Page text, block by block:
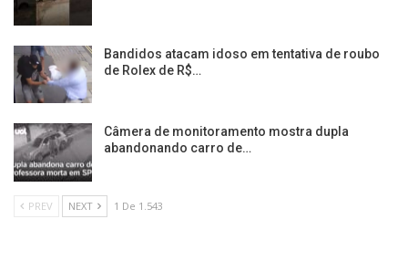
Bandidos atacam idoso em tentativa de roubo
de Rolex de R$…
Câmera de monitoramento mostra dupla
abandonando carro de…
PREV NEXT 1 De 1.543